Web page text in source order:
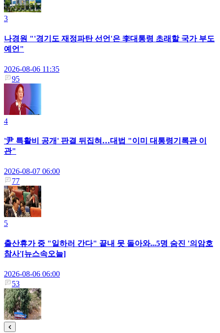
3
나경원 "'경기도 재정파탄 선언'은 李대통령 초래할 국가 부도
예언"
2026-08-06 11:35
95
4
'尹 특활비 공개' 판결 뒤집혀…대법 "이미 대통령기록관 이
관"
2026-08-07 06:00
77
5
출산휴가 중 "일하러 간다" 끝내 못 돌아와...5명 숨진 '의암호
참사'[뉴스속오늘]
2026-08-06 06:00
53